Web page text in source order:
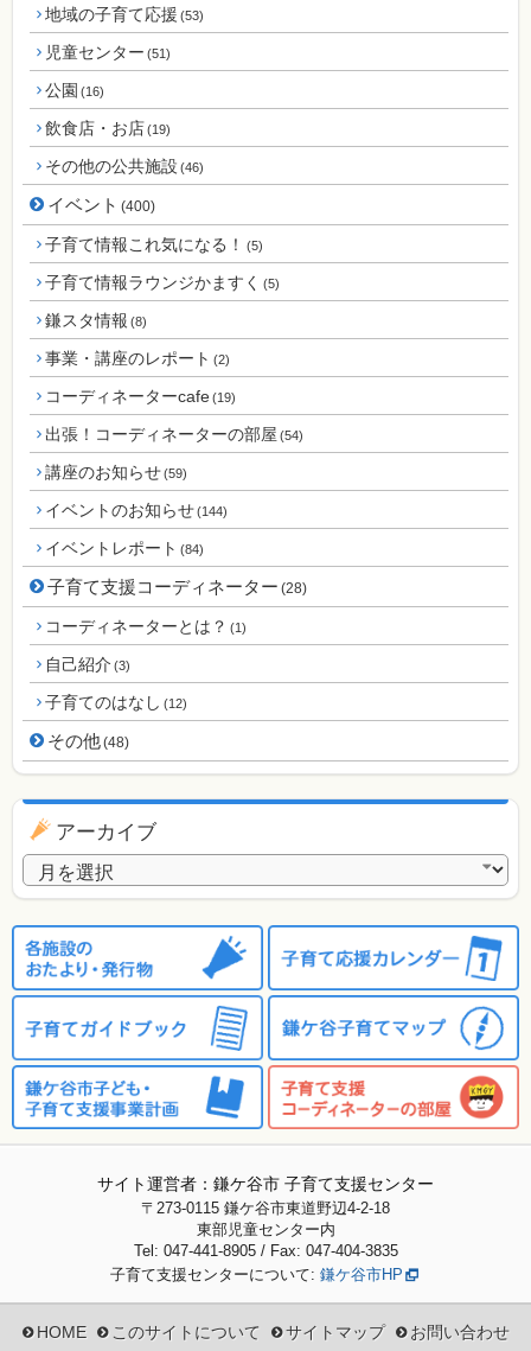
地域の子育て応援 (53)
児童センター (51)
公園 (16)
飲食店・お店(19)
その他の公共施設 (46)
イベント (400)
子育て情報これ気になる！ (5)
子育て情報ラウンジかますく (5)
鎌スタ情報 (8)
事業・講座のレポート (2)
コーディネーターcafe(19)
出張！コーディネーターの部屋 (54)
講座のお知らせ(59)
イベントのお知らせ(144)
イベントレポート (84)
子育て支援コーディネーター (28)
コーディネーターとは？ (1)
自己紹介 (3)
子育てのはなし (12)
その他(48)
アーカイブ
アーカイブ
サイト運営者：鎌ケ谷市 子育て支援センター
〒273-0115 鎌ケ谷市東道野辺4-2-18
東部児童センター内
Tel: 047-441-8905 / Fax: 047-404-3835
子育て支援センターについて: 鎌ケ谷市HP
HOME このサイトについて サイトマップ お問い合わせ